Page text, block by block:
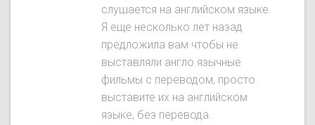
слушается на английском языке.
Я еще несколько лет назад
предложила вам чтобы не
выставляли англо язычные
фильмы с переводом, просто
выставите их на английском
языке, без перевода.